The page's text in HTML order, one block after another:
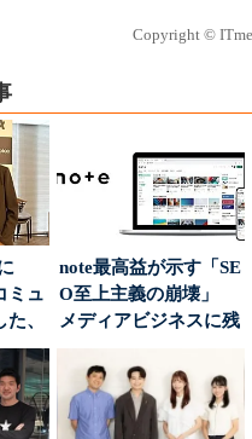
Copyright ©
ミュ
、
...
note最高益が示す「SE
O至上主義の崩壊」
メディアビジネスに残